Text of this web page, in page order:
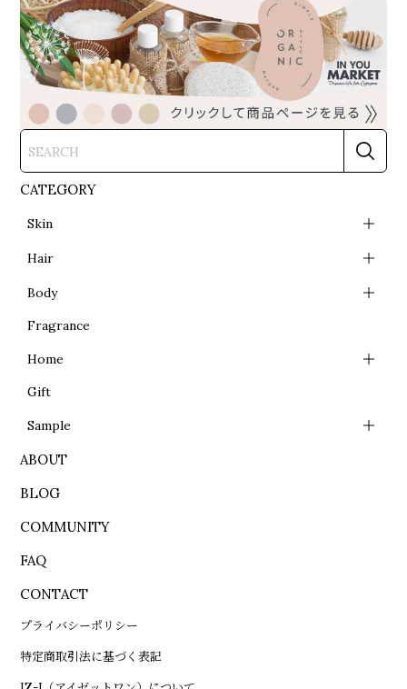
CATEGORY
Skin
Hair
Body
Fragrance
Home
Gift
Sample
ABOUT
BLOG
COMMUNITY
FAQ
CONTACT
プライバシーポリシー
特定商取引法に基づく表記